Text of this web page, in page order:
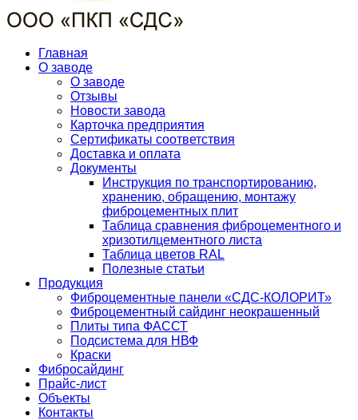
Главная
О заводе
О заводе
Отзывы
Новости завода
Карточка предприятия
Сертификаты соответствия
Доставка и оплата
Документы
Инструкция по транспортированию,
хранению, обращению, монтажу
фиброцементных плит
Таблица сравнения фиброцементного и
хризотилцементного листа
Таблица цветов RAL
Полезные статьи
Продукция
Фиброцементные панели «СДС-КОЛОРИТ»
Фиброцементный сайдинг неокрашенный
Плиты типа ФАССТ
Подсистема для НВФ
Краски
Фибросайдинг
Прайс-лист
Объекты
Контакты